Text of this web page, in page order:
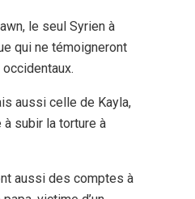
le seul Syrien à
qui ne témoigneront
aussi celle de Kayla,
à subir la torture à
aussi des comptes à